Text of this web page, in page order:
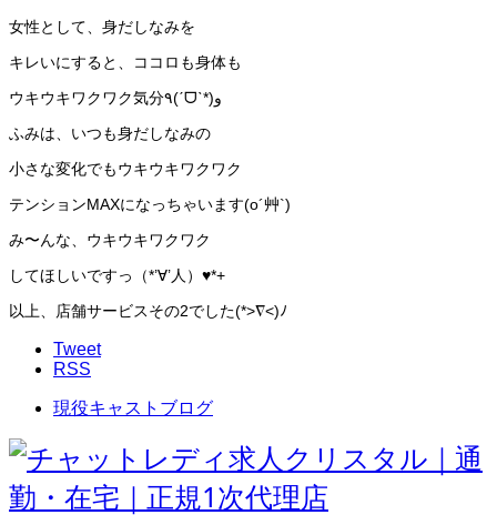
女性として、身だしなみを
キレいにすると、ココロも身体も
ウキウキワクワク気分٩(ˊᗜˋ*)و
ふみは、いつも身だしなみの
小さな変化でもウキウキワクワク
テンションMAXになっちゃいます(o´艸`)
み〜んな、ウキウキワクワク
してほしいですっ（*’∀’人）♥️*+
以上、店舗サービスその2でした(*>∇<)ﾉ
Tweet
RSS
現役キャストブログ